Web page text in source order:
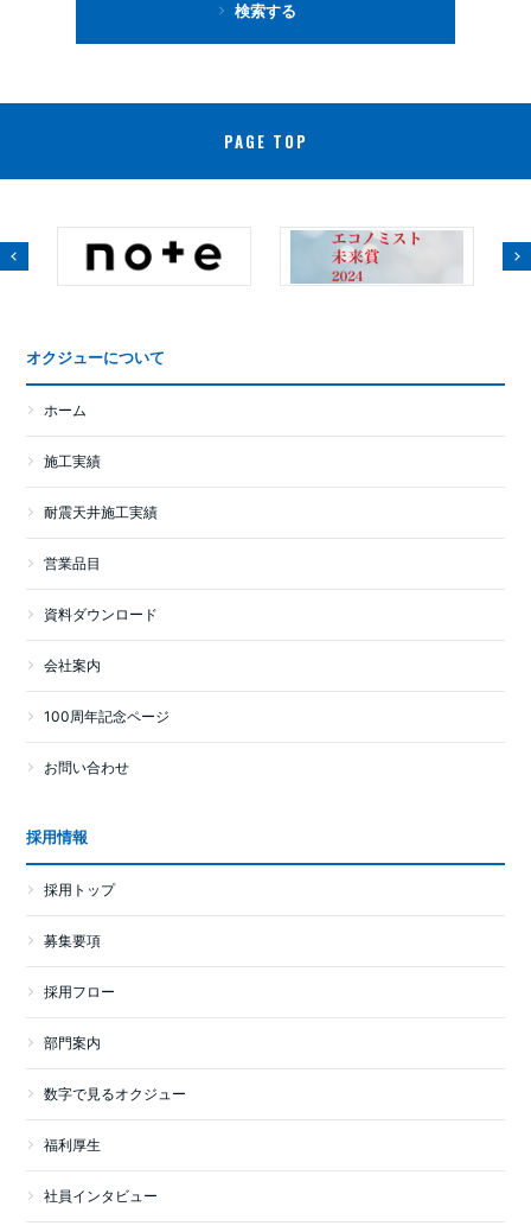
検索する
PAGE TOP
オクジューについて
ホーム
施工実績
耐震天井施工実績
営業品目
資料ダウンロード
会社案内
100周年記念ページ
お問い合わせ
採用情報
採用トップ
募集要項
採用フロー
部門案内
数字で見るオクジュー
福利厚生
社員インタビュー